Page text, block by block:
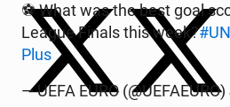
⚽️ What was the best goal
League Finals this week?
Plus
— UEFA EURO (@UEFA­EU­RO)